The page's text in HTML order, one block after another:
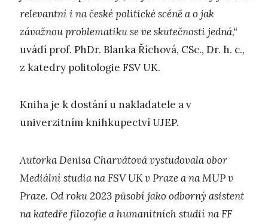
relevantní i na české politické scéně a o jak
závažnou problematiku se ve skutečnosti jedná,“
uvádí prof. PhDr. Blanka Říchová, CSc., Dr. h. c.,
z katedry politologie FSV UK.
Kniha je k dostání u nakladatele a v
univerzitním knihkupectví UJEP.
Autorka Denisa Charvátová vystudovala obor
Mediální studia na FSV UK v Praze a na MUP v
Praze. Od roku 2023 působí jako odborný asistent
na katedře filozofie a humanitních studií na FF